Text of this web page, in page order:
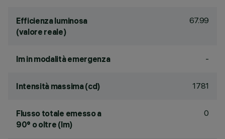
Efficienza luminosa
(valore reale)
67.99
lm in modalità emergenza -
Intensità massima (cd) 1781
Flusso totale emesso a
90° o oltre (lm)
0